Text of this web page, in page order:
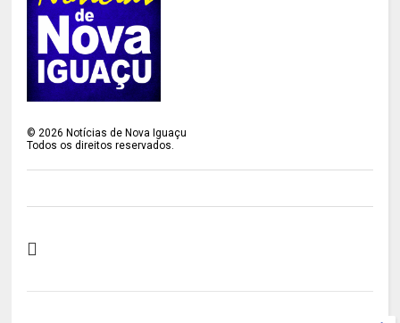
©2026 Notícias de Nova Iguaçu
Todos os direitos reservados.